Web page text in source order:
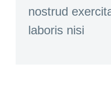
nostrud
laboris nisi